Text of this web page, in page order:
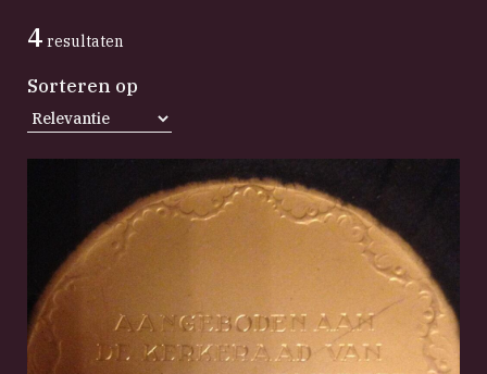
4 resultaten
Sorteren op